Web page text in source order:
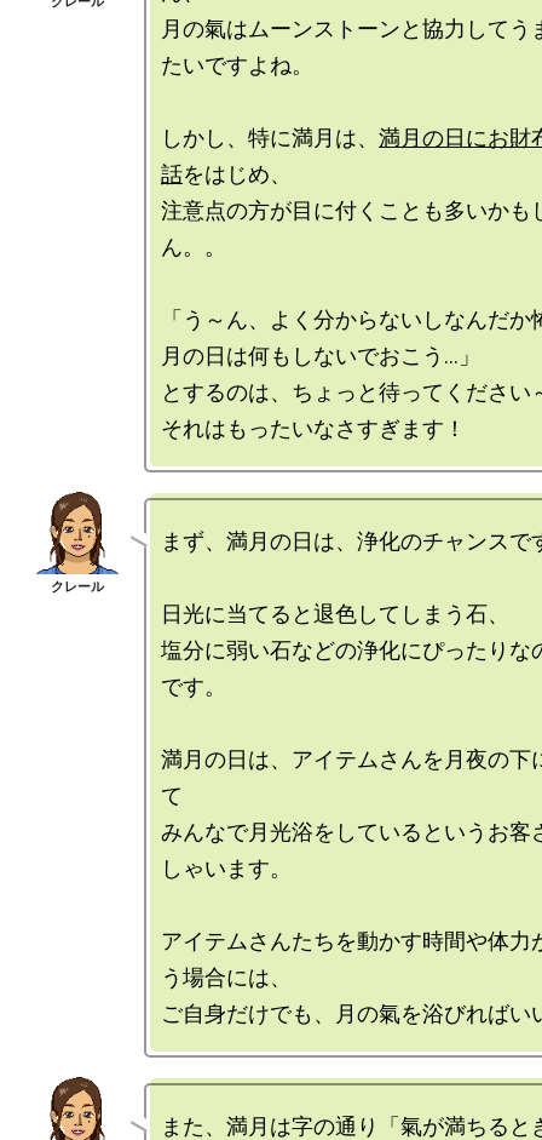
月の氣はムーンストーンと協力してう
たいですよね。
しかし、特に満月は、 満月の日にお財
話をはじめ、
注意点の方が目に付くことも多いかも
ん。。
「う～ん、よく分からないしなんだか
月の日は何もしないでおこう…」
とするのは、ちょっと待ってください
まず、満月の日は、浄化のチャンスで
日光に当てると退色してしまう石、
塩分に弱い石などの浄化にぴったりな
です。
満月の日は、アイテムさんを月夜の下
て
みんなで月光浴をしているというお客
しゃいます。
アイテムさんたちを動かす時間や体力
う場合には、
また、満月は字の通り「氣が満ちると